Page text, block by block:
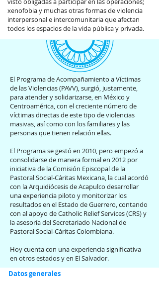
xenofobia y muchas otras formas de violencia
interpersonal e intercomunitaria que afectan
todos los espacios de la vida pública y privada.
El Programa de Acompañamiento a Víctimas
de las Violencias (PAVV), surgió, justamente,
para atender y solidarizarse, en México y
Centroamérica, con el creciente número de
víctimas directas de este tipo de violencias
masivas, así como con los familiares y las
personas que tienen relación ellas.
El Programa se gestó en 2010, pero empezó a
consolidarse de manera formal en 2012 por
iniciativa de la Comisión Episcopal de la
Pastoral Social-Cáritas Mexicana, la cual acordó
con la Arquidiócesis de Acapulco desarrollar
una experiencia piloto y monitorizar los
resultados en el Estado de Guerrero, contando
con al apoyo de Catholic Relief Services (CRS) y
la asesoría del Secretariado Nacional de
Pastoral Social-Cáritas Colombiana.
Hoy cuenta con una experiencia significativa
en otros estados y en El Salvador.
Datos generales